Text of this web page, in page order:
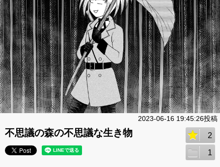
2023-06-16 19:45:26投稿
不思議の森の不思議な生き物 2
1